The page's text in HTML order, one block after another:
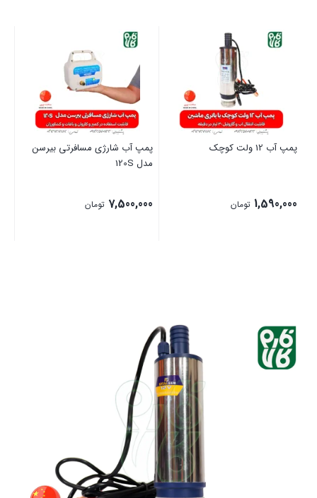
پمپ آب 12 ولت کوچک
1,590,000 تومان
پمپ آب شارژی مسافرتی بیرسن
مدل 120S
7,500,000 تومان